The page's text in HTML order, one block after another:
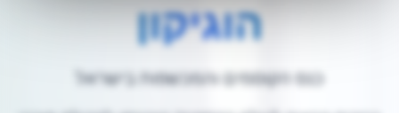
הוגיקון
כנס הקוסמים והמכשפות בישראל